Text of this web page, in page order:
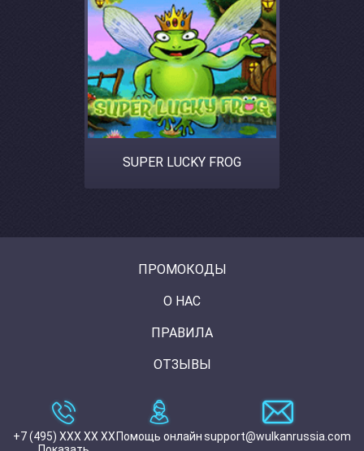
SUPER LUCKY FROG
ПРОМОКОДЫ
О НАС
ПРАВИЛА
ОТЗЫВЫ
+7 (495) XXX XX XX Помощь онлайнsupport@wulkanrussia.com